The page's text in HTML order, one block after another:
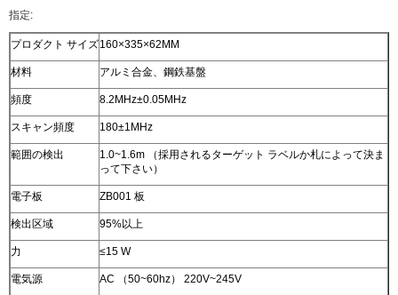
指定:
プロダクト サイズ160×335×62MM
材料 アルミ合金、鋼鉄基盤
頻度 8.2MHz±0.05MHz
スキャン頻度 180±1MHz
範囲の検出
1.0~1.6m （採用されるターゲット ラベルか札によって決ま
って下さい）
電子板 ZB001 板
検出区域 95%以上
力 ≤15 W
電気源 AC （50~60hz） 220V~245V